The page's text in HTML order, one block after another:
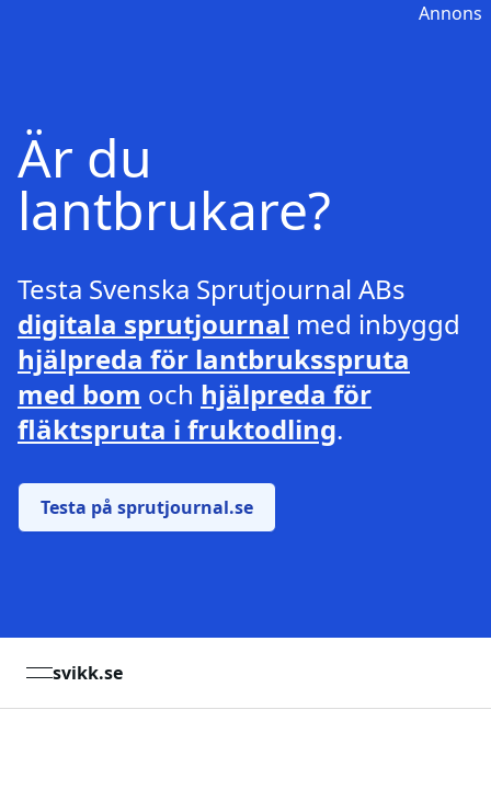
Annons
Är du
lantbrukare?
Testa Svenska Sprutjournal ABs
digitala sprutjournal med inbyggd
hjälpreda för lantbruksspruta
med bom och hjälpreda för
fläktspruta i fruktodling.
Testa på sprutjournal.se
open navigation menu
svikk.se